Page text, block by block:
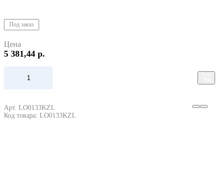
Под заказ
Цена
5 381,44 р.
Арт. LO0133KZL
Код товара: LO0133KZL